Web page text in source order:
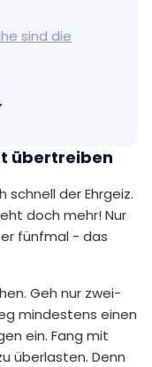
sind die
übertreiben
der Ehrgeiz.
doch mehr! Nur
fünfmal - das
Geh nur zwei-
mindestens einen
ein. Fang mit
überlasten. Denn